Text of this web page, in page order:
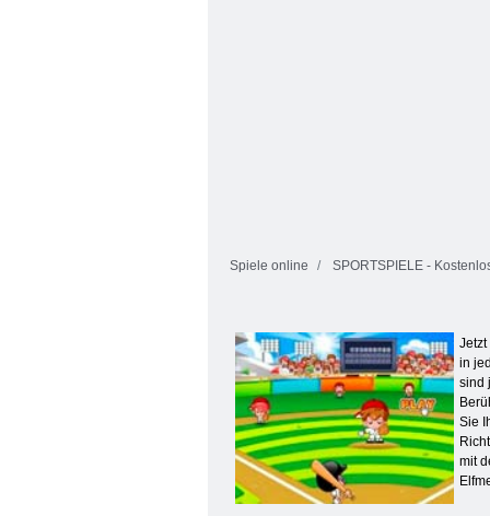
Spiele online SPORTSPIELE -
in
sind
Sie
mit